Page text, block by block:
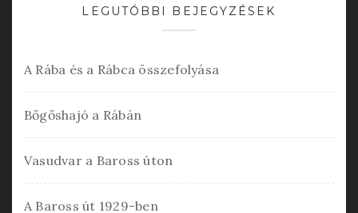
LEGUTÓBBI BEJEGYZÉSEK
A Rába és a Rábca összefolyása
Bőgőshajó a Rábán
Vasudvar a Baross úton
A Baross út 1929-ben